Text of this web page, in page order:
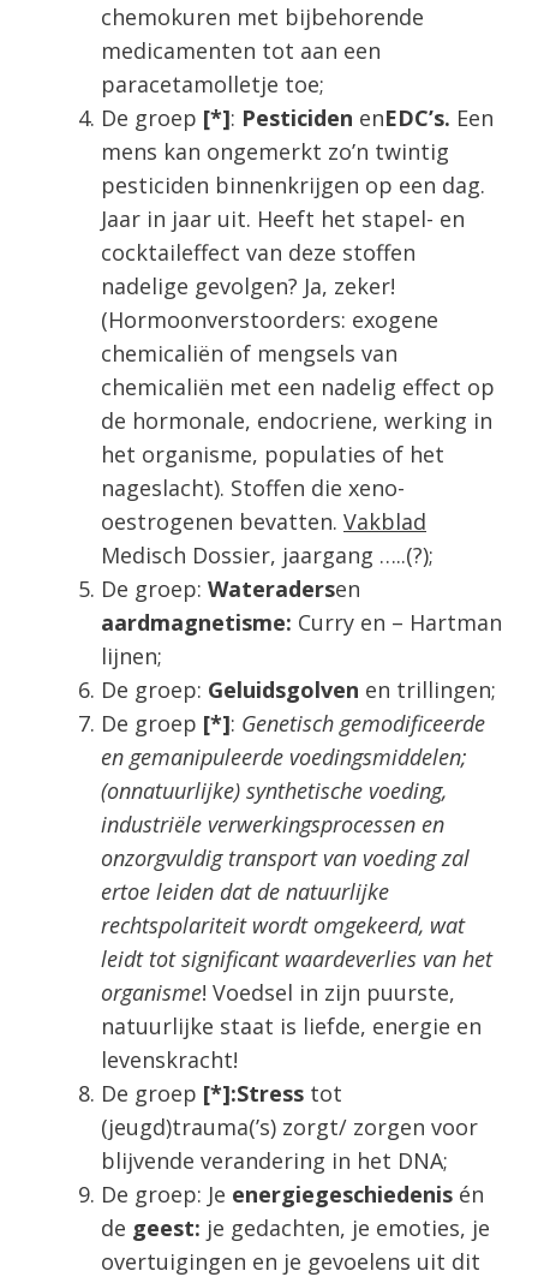
chemokuren met bijbehorende
medicamenten tot aan een
paracetamolletje toe;
De groep [*]: Pesticiden enEDC’s. Een
mens kan ongemerkt zo’n twintig
pesticiden binnenkrijgen op een dag.
Jaar in jaar uit. Heeft het stapel- en
cocktaileffect van deze stoffen
nadelige gevolgen? Ja, zeker!
(Hormoonverstoorders: exogene
chemicaliën of mengsels van
chemicaliën met een nadelig effect op
de hormonale, endocriene, werking in
het organisme, populaties of het
nageslacht). Stoffen die xeno-
oestrogenen bevatten. Vakblad
Medisch Dossier, jaargang …..(?);
De groep: Wateradersen
aardmagnetisme: Curry en – Hartman
lijnen;
De groep: Geluidsgolven en trillingen;
De groep [*]: Genetisch gemodificeerde
en gemanipuleerde voedingsmiddelen;
(onnatuurlijke) synthetische voeding,
industriële verwerkingsprocessen en
onzorgvuldig transport van voeding zal
ertoe leiden dat de natuurlijke
rechtspolariteit wordt omgekeerd, wat
leidt tot significant waardeverlies van het
organisme! Voedsel in zijn puurste,
natuurlijke staat is liefde, energie en
levenskracht!
De groep [*]:Stress tot
(jeugd)trauma(’s) zorgt/ zorgen voor
blijvende verandering in het DNA;
De groep: Je energiegeschiedenis én
de geest: je gedachten, je emoties, je
overtuigingen en je gevoelens uit dit